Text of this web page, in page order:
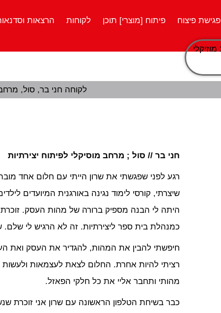
פגישת פיצוח פיתוח [מוצרי] תוכן לקוחות הרצאות
חני בר // סול ; מרחב מוסיקלי לפיתוח יצירתיות
רגע לפני שפגשתי את שרון הייתי עם חלום אחד
שיצרתי, קורסי לימוד נגינה באורגנית המיועדים
היתה לי הבנה מספיק ברורה של מהות העסק. זוכרת
כמנהלת בית ספר ליצירתיות. זה לא הרגיש לי
חיפשתי להבין את המהות, להגדיר את העסק ואת
רציתי להיות אחרת. החלום לצאת לעצמאות
מהותי ותחבר אליי את כל חלקי הפאזל.
כבר בשיחת הטלפון הראשונה עם שרון אני זוכרת